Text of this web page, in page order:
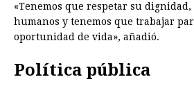
«Tenemos que respetar su dignidad,
humanos y tenemos que trabajar
oportunidad de vida», añadió.
Política pública